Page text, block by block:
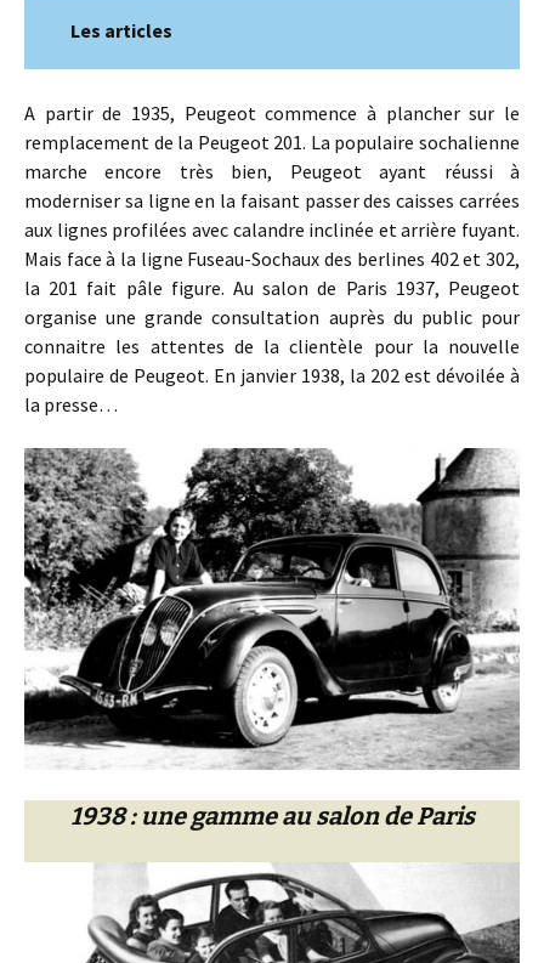
Les articles
A partir de 1935, Peugeot commence à plancher sur le
remplacement de la Peugeot 201. La populaire sochalienne
marche encore très bien, Peugeot ayant réussi à
moderniser sa ligne en la faisant passer des caisses carrées
aux lignes profilées avec calandre inclinée et arrière fuyant.
Mais face à la ligne Fuseau-Sochaux des berlines 402 et 302,
la 201 fait pâle figure. Au salon de Paris 1937, Peugeot
organise une grande consultation auprès du public pour
connaitre les attentes de la clientèle pour la nouvelle
populaire de Peugeot. En janvier 1938, la 202 est dévoilée à
la presse…
1938 : une gamme au salon de Paris